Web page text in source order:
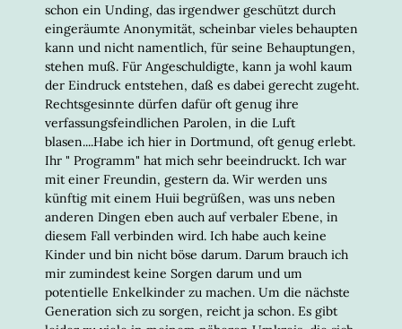
schon ein Unding, das irgendwer geschützt durch
eingeräumte Anonymität, scheinbar vieles behaupten
kann und nicht namentlich, für seine Behauptungen,
stehen muß. Für Angeschuldigte, kann ja wohl kaum
der Eindruck entstehen, daß es dabei gerecht zugeht.
Rechtsgesinnte dürfen dafür oft genug ihre
verfassungsfeindlichen Parolen, in die Luft
blasen....Habe ich hier in Dortmund, oft genug erlebt.
Ihr " Programm" hat mich sehr beeindruckt. Ich war
mit einer Freundin, gestern da. Wir werden uns
künftig mit einem Huii begrüßen, was uns neben
anderen Dingen eben auch auf verbaler Ebene, in
diesem Fall verbinden wird. Ich habe auch keine
Kinder und bin nicht böse darum. Darum brauch ich
mir zumindest keine Sorgen darum und um
potentielle Enkelkinder zu machen. Um die nächste
Generation sich zu sorgen, reicht ja schon. Es gibt